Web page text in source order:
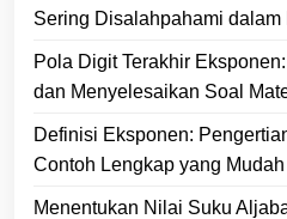
Sering Disalahpahami dalam
Pola Digit Terakhir
dan Menyelesaikan Soal
Definisi Eksponen:
Contoh Lengkap yang
Menentukan Nilai Suku